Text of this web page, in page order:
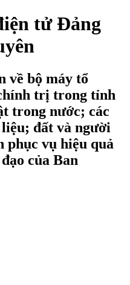
tử Đảng
về bộ máy tổ
trị trong tỉnh
trong nước; các
đất và người
phục vụ hiệu quả
của Ban